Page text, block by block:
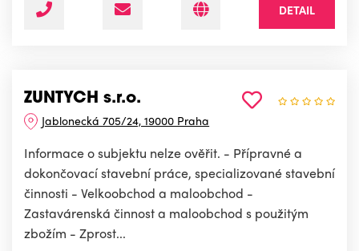
DETAIL
ZUNTYCH s.r.o.
Jablonecká 705/24, 19000 Praha
Informace o subjektu nelze ověřit. - Přípravné a
dokončovací stavební práce, specializované stavební
činnosti - Velkoobchod a maloobchod -
Zastavárenská činnost a maloobchod s použitým
zbožím - Zprost...